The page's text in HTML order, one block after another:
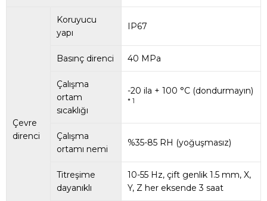
Çevre
direnci
Koruyucu
yapı
IP67
Basınç direnci 40 MPa
Çalışma
ortam
sıcaklığı
-20 ila + 100 °C (dondurmayın)
* 1
Çalışma
ortamı nemi
%35-85 RH (yoğuşmasız)
Titreşime
dayanıklı
10-55 Hz, çift genlik 1.5 mm, X,
Y, Z her eksende 3 saat